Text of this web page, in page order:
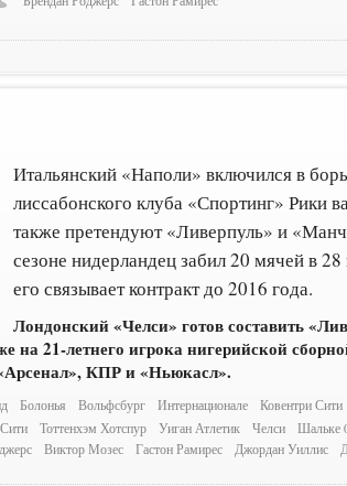
Итальянский «Наполи» включился в
лиссабонского клуба «Спортинг» Рики
также претендуют «Ливерпуль» и
сезоне нидерландец забил 20 мячей в
его связывает контракт до 2016 года.
Лондонский «Челси» готов составить
21-летнего игрока нигерийской
КПР и «Ньюкасл».
Болонья Вольфсбург Интернационале Ковентри Сити
Тоттенхэм Хотспур Уиган Атлетик Челси
Шальке
Виктор Мозес Гастон Рамирес Джордан Уиллис